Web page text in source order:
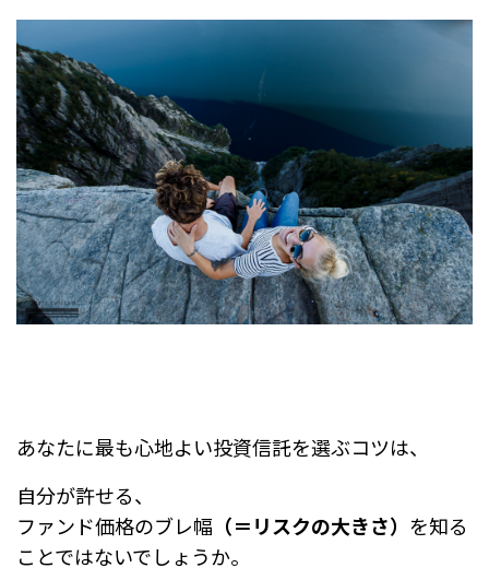
あなたに最も心地よい投資信託を選ぶコツは、
自分が許せる、
ファンド価格のブレ幅 （＝リスクの大きさ） を知る
ことではないでしょうか。